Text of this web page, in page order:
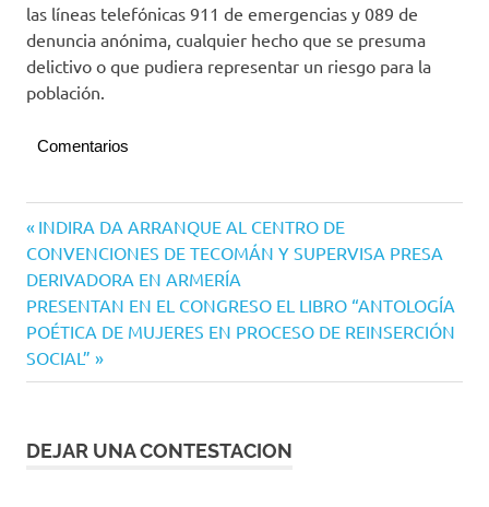
las líneas telefónicas 911 de emergencias y 089 de
denuncia anónima, cualquier hecho que se presuma
delictivo o que pudiera representar un riesgo para la
población.
Comentarios
Navegación
de
entradas
Entrada
anterior:
INDIRA DA ARRANQUE AL CENTRO DE
CONVENCIONES DE TECOMÁN Y SUPERVISA PRESA
DERIVADORA EN ARMERÍA
Siguiente
entrada:
PRESENTAN EN EL CONGRESO EL LIBRO “ANTOLOGÍA
POÉTICA DE MUJERES EN PROCESO DE REINSERCIÓN
SOCIAL”
DEJAR UNA CONTESTACION